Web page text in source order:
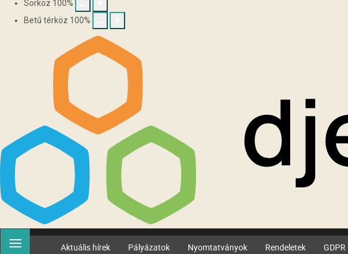
Sorköz 100%
Betű térköz 100%
Aktuális hírek Pályázatok Nyomtatványok Rendeletek GDPR